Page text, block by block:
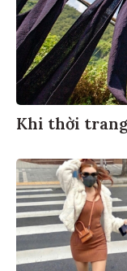
Khi thời